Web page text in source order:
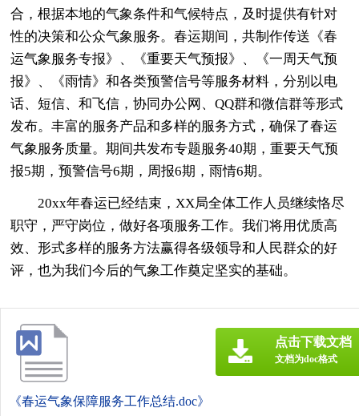
合，根据本地的气象条件和气候特点，及时提供有针对
性的决策和公众气象服务。春运期间，共制作传送《春
运气象服务专报》、《重要天气预报》、《一周天气预
报》、《雨情》和各类预警信号等服务材料，分别以电
话、短信、和飞信，协同办公网、QQ群和微信群等形式
发布。丰富的服务产品和多样的服务方式，确保了春运
气象服务质量。期间共发布专题服务40期，重要天气预
报5期，预警信号6期，周报6期，雨情6期。
20xx年春运已经结束，XX局全体工作人员继续恪尽
职守，严守岗位，做好各项服务工作。我们将用优质高
效、形式多样的服务方法赢得各级领导和人民群众的好
评，也为我们今后的气象工作奠定坚实的基础。
《春运气象保障服务工作总结.doc》
点击下载文档
文档为doc格式